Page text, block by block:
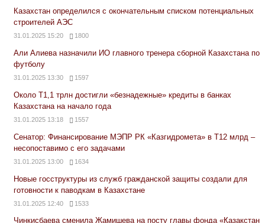
Казахстан определился с окончательным списком потенциальных
строителей АЭС
31.01.2025 15:20 1800
Али Алиева назначили ИО главного тренера сборной Казахстана по
футболу
31.01.2025 13:30 1597
Около Т1,1 трлн достигли «безнадежные» кредиты в банках
Казахстана на начало года
31.01.2025 13:18 1557
Сенатор: Финансирование МЭПР РК «Казгидромета» в Т12 млрд –
несопоставимо с его задачами
31.01.2025 13:00 1634
Новые госструктуры из служб гражданской защиты создали для
готовности к паводкам в Казахстане
31.01.2025 12:40 1533
Чинкисбаева сменила Жамишева на посту главы фонда «Қазақстан